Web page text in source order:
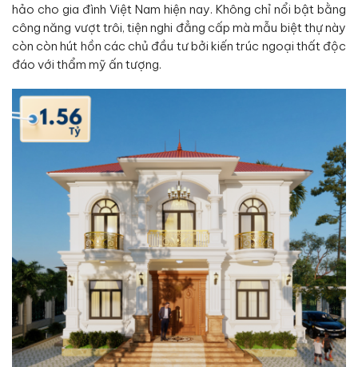
hảo cho gia đình Việt Nam hiện nay. Không chỉ nổi bật bằng
công năng vượt trôi, tiện nghi đẳng cấp mà mẫu biệt thự này
còn còn hút hồn các chủ đầu tư bởi kiến trúc ngoại thất độc
đáo với thẩm mỹ ấn tượng.